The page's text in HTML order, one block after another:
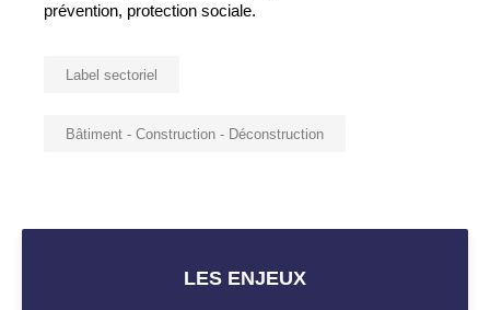
prévention, protection sociale.
Label sectoriel
Bâtiment - Construction - Déconstruction
LES ENJEUX